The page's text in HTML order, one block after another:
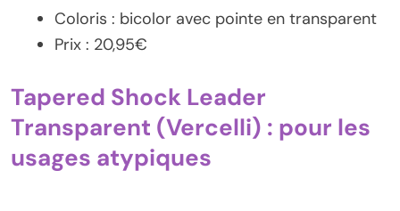
Coloris : bicolor avec pointe en transparent
Prix : 20,95€
Tapered Shock Leader
Transparent (Vercelli) : pour les
usages atypiques